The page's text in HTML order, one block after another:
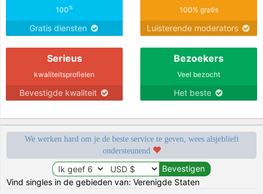
100%
Gratis diensten
100% gratis
Luisterende moderators
Serieus
kwaliteitsprofielen
Bevestigde kwaliteit
Bezoekers
Veel bezocht
Het beste
We werken hard om je de beste service te geven, wees alsjeblieft
ondersteunend
Vind singles in de gebieden van: Verenigde Staten